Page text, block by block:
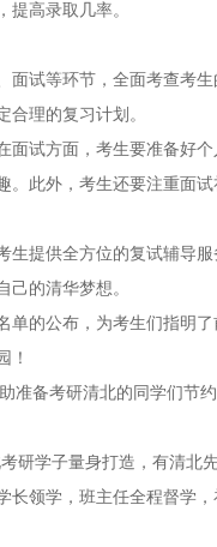
高录取几率。
面试等环节，全面考查考
理的复习计划。
面试方面，考生要准备好
此外，考生还要注重面
生提供全方位的复试辅导
的清华梦想。
单的公布，为考生们指明
！
准备考研清北的同学们节
研学子量身打造，有清北
长领学，班主任全程督学